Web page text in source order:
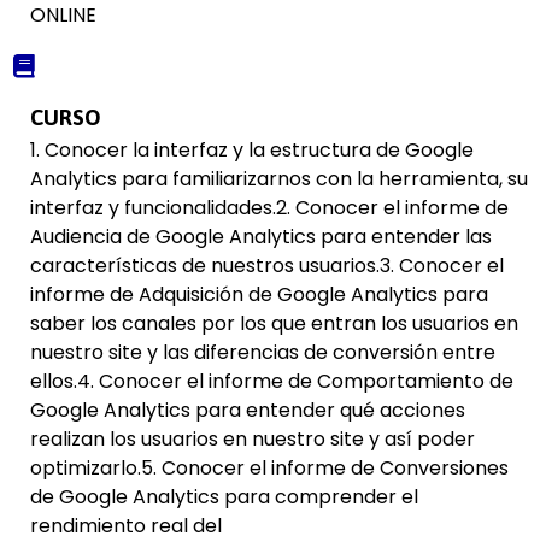
ONLINE
CURSO
1. Conocer la interfaz y la estructura de Google
Analytics para familiarizarnos con la herramienta, su
interfaz y funcionalidades.2. Conocer el informe de
Audiencia de Google Analytics para entender las
características de nuestros usuarios.3. Conocer el
informe de Adquisición de Google Analytics para
saber los canales por los que entran los usuarios en
nuestro site y las diferencias de conversión entre
ellos.4. Conocer el informe de Comportamiento de
Google Analytics para entender qué acciones
realizan los usuarios en nuestro site y así poder
optimizarlo.5. Conocer el informe de Conversiones
de Google Analytics para comprender el
rendimiento real del